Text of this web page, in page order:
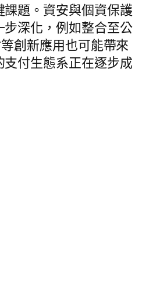
題。資安與個資保護
深化，例如整合至公
創新應用也可能帶來
付生態系正在逐步成